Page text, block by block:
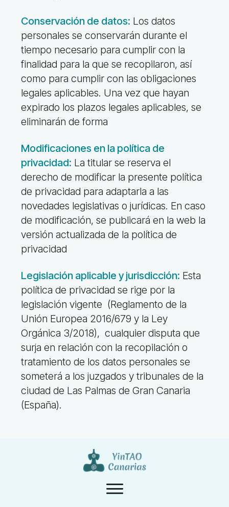
Conservación de datos: Los datos
personales se conservarán durante el
tiempo necesario para cumplir con la
finalidad para la que se recopilaron, así
como para cumplir con las obligaciones
legales aplicables. Una vez que hayan
expirado los plazos legales aplicables, se
eliminarán de forma
Modificaciones en la política de
privacidad: La titular se reserva el
derecho de modificar la presente política
de privacidad para adaptarla a las
novedades legislativas o jurídicas. En caso
de modificación, se publicará en la web la
versión actualizada de la política de
privacidad
Legislación aplicable y jurisdicción: Esta
política de privacidad se rige por la
legislación vigente (Reglamento de la
Unión Europea 2016/679 y la Ley
Orgánica 3/2018), cualquier disputa que
surja en relación con la recopilación o
tratamiento de los datos personales se
someterá a los juzgados y tribunales de la
ciudad de Las Palmas de Gran Canaria
(España).